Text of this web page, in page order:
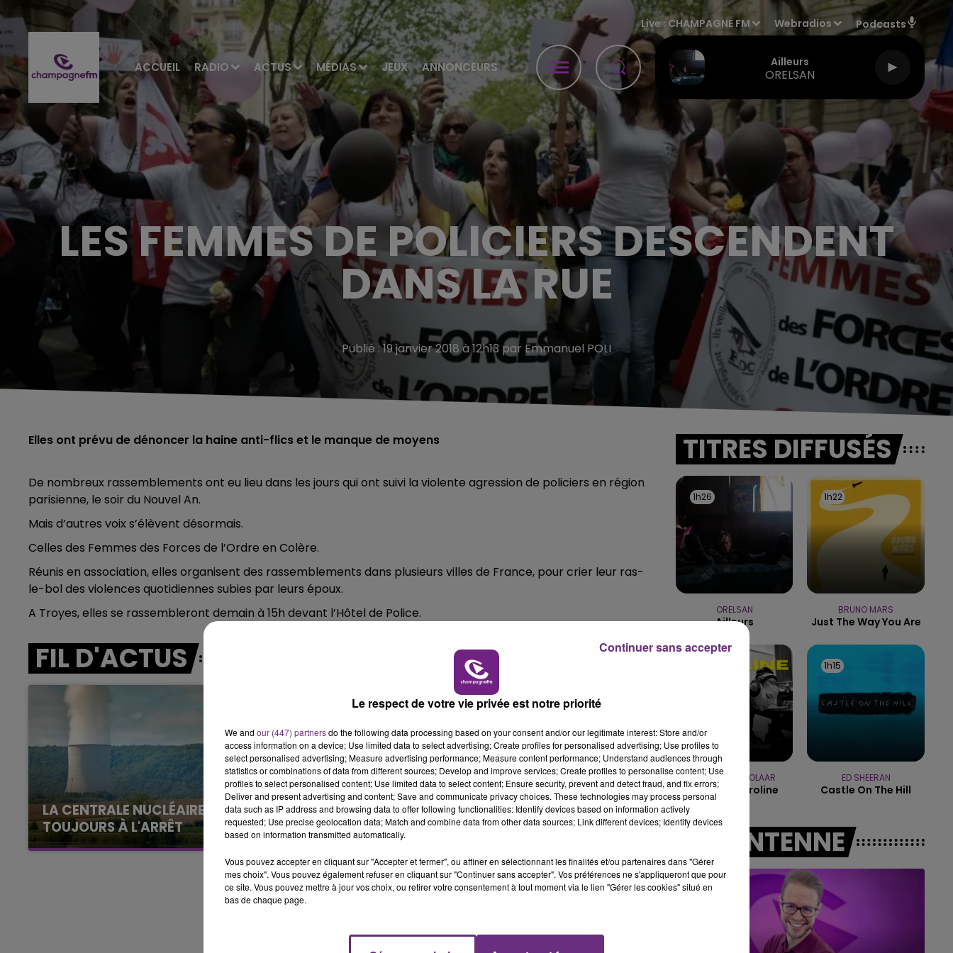
ACCUEIL RADIO ACTUS MÉDIAS JEUX ANNONCEURS
Live : CHAMPAGNE FM Webradios Podcasts
Ailleurs
ORELSAN
5h00 - 6h00
LE BEST OF DE LA FAMILLE
CHAMPAGNE FM
10h00 - 14h00
LE TICKET DE CAISSE
LES FEMMES DE POLICIERS DESCENDENT
DANS LA RUE
Publié : 19 janvier 2018 à 12h13 par Emmanuel POLI
Elles ont prévu de dénoncer la haine anti-flics et le manque de moyens
De nombreux rassemblements ont eu lieu dans les jours qui ont suivi la violente agression de policiers en région
parisienne, le soir du Nouvel An.
Mais d’autres voix s’élèvent désormais.
Celles des Femmes des Forces de l’Ordre en Colère.
Réunis en association, elles organisent des rassemblements dans plusieurs villes de France, pour crier leur ras-
le-bol des violences quotidiennes subies par leurs époux.
A Troyes, elles se rassembleront demain à 15h devant l’Hôtel de Police.
FIL D'ACTUS
LA CENTRALE NUCLÉAIRE DE CHOOZ
TOUJOURS À L'ARRÊT
Cela fait déjà une semaine que la centrale
nucléaire ardennaise est à l'arrêt. Une situation
justifiée par la sécheresse intense qui est
LE MAGASIN JOUÉCLUB DE REIMS FERME
SES PORTES
C'était l'une des institutions du centre-ville
rémois. Le magasin JouéClub est contraint de
fermer ses portes.
TITRES DIFFUSÉS
1h26
1h26
ORELSAN
Ailleurs
1h22
1h22
BRUNO MARS
Just The Way You Are
ZAHO & MC SOLAAR
Comme Caroline
1h15
1h15
ED SHEERAN
Castle On The Hill
A L'ANTENNE
Le respect de votre vie privée est notre priorité
We and our (447) partnersdo the following data processing based on your consent and/or our legitimate interest: Store and/or
access information on a device; Use limited data to select advertising; Create profiles for personalised advertising; Use profiles to
select personalised advertising; Measure advertising performance; Measure content performance; Understand audiences through
statistics or combinations of data from different sources; Develop and improve services; Create profiles to personalise content; Use
profiles to select personalised content; Use limited data to select content; Ensure security, prevent and detect fraud, and fix errors;
Deliver and present advertising and content; Save and communicate privacy choices. These technologies may process personal
data such as IP address and browsing data to offer following functionalities: Identify devices based on information actively
requested; Use precise geolocation data; Match and combine data from other data sources; Link different devices; Identify devices
based on information transmitted automatically.
Vous pouvez accepter en cliquant sur "Accepter et fermer", ou affiner en sélectionnant les finalités et/ou partenaires dans "Gérer
mes choix". Vous pouvez également refuser en cliquant sur "Continuer sans accepter". Vos préférences ne s'appliqueront que pour
ce site. Vous pouvez mettre à jour vos choix, ou retirer votre consentement à tout moment via le lien "Gérer les cookies" situé en
bas de chaque page.
Continuer sans accepter